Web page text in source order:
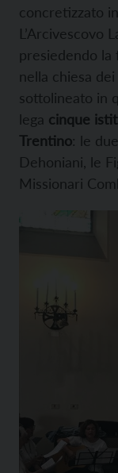
concretizzato
L’Arcivescovo
presiedendo la
nella chiesa
sottolineato in
lega cinque
Trentino: le
Dehoniani, le
Missionari